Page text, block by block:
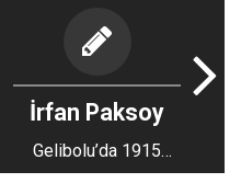
İrfan Paksoy
Gelibolu’da 1915
Ağustos'u-2